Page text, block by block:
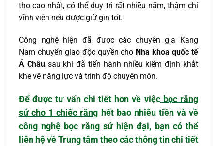
thọ cao nhất, có thể duy trì rất nhiều năm, thậm chí
vĩnh viễn nếu được giữ gìn tốt.
Công nghệ hiện đã được các chuyên gia Kang
Nam chuyển giao độc quyền cho Nha khoa quốc tế
Á Châu sau khi đã tiến hành nhiều kiểm định khắt
khe về năng lực và trình độ chuyên môn.
Để được tư vấn chi tiết hơn về việcbọc răng
sứ cho 1 chiếc răng hết bao nhiêu tiền và về
công nghệ bọc răng sứ hiện đại, bạn có thể
liên hệ về Trung tâm theo các thông tin chi tiết